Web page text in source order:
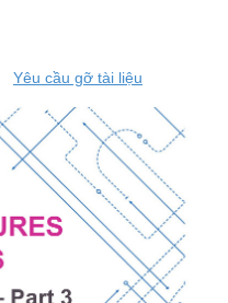
Yêu cầu gỡ tài liệu